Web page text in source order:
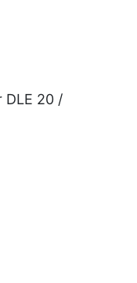
DLE 20 /